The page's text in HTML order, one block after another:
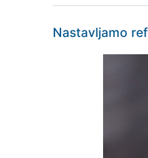
Nastavljamo